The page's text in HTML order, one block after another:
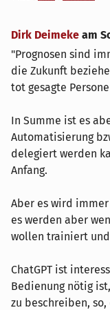
Dirk Deimeke am
"Prognosen sind
die Zukunft
tot gesagte
In Summe ist es
Automatisierung
delegiert werden
Anfang.
Aber es wird
es werden aber
wollen trainiert
ChatGPT ist
Bedienung nötig
zu beschreiben,